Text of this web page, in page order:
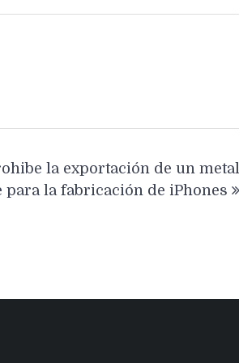
la exportación de un metal
para la fabricación de iPhones